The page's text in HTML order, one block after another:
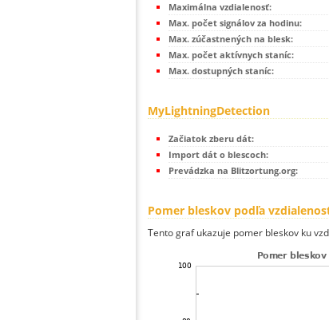
Maximálna vzdialenosť:
Max. počet signálov za hodinu:
Max. zúčastnených na blesk:
Max. počet aktívnych staníc:
Max. dostupných staníc:
MyLightningDetection
Začiatok zberu dát:
Import dát o blescoch:
Prevádzka na Blitzortung.org:
Pomer bleskov podľa
Tento graf ukazuje pomer bleskov ku